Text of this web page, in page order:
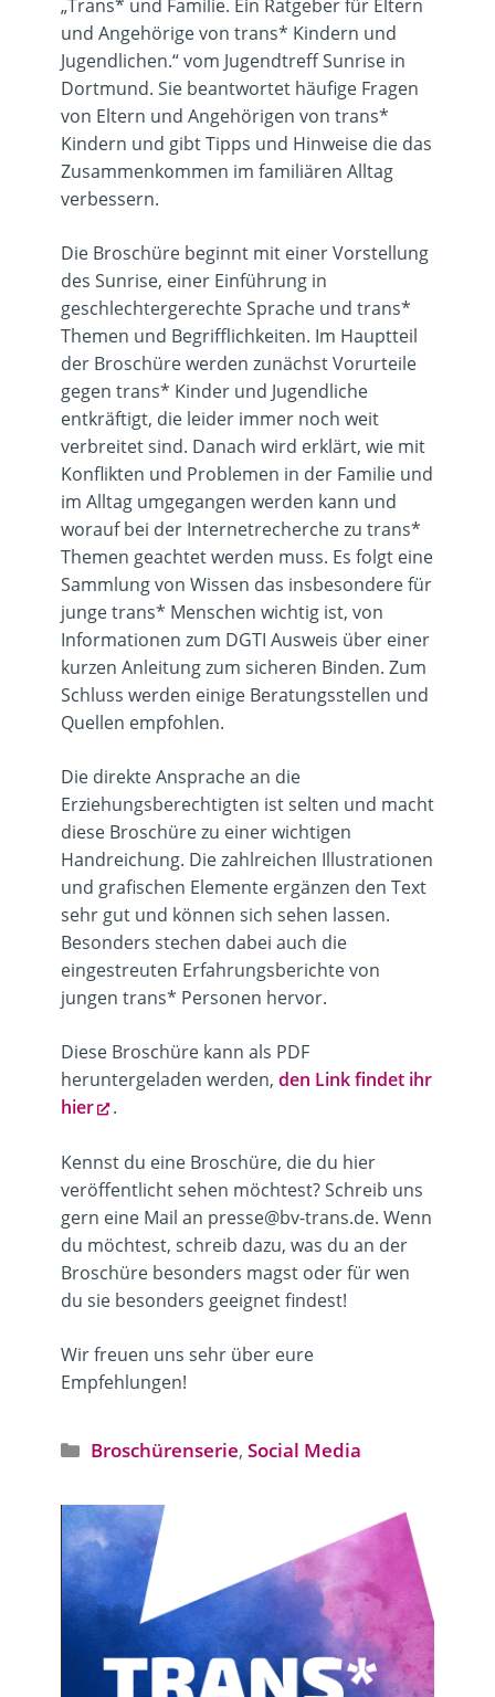
„Trans* und Familie. Ein Ratgeber für Eltern
und Angehörige von trans* Kindern und
Jugendlichen.“ vom Jugendtreff Sunrise in
Dortmund. Sie beantwortet häufige Fragen
von Eltern und Angehörigen von trans*
Kindern und gibt Tipps und Hinweise die das
Zusammenkommen im familiären Alltag
verbessern.
Die Broschüre beginnt mit einer Vorstellung
des Sunrise, einer Einführung in
geschlechtergerechte Sprache und trans*
Themen und Begrifflichkeiten. Im Hauptteil
der Broschüre werden zunächst Vorurteile
gegen trans* Kinder und Jugendliche
entkräftigt, die leider immer noch weit
verbreitet sind. Danach wird erklärt, wie mit
Konflikten und Problemen in der Familie und
im Alltag umgegangen werden kann und
worauf bei der Internetrecherche zu trans*
Themen geachtet werden muss. Es folgt eine
Sammlung von Wissen das insbesondere für
junge trans* Menschen wichtig ist, von
Informationen zum DGTI Ausweis über einer
kurzen Anleitung zum sicheren Binden. Zum
Schluss werden einige Beratungsstellen und
Quellen empfohlen.
Die direkte Ansprache an die
Erziehungsberechtigten ist selten und macht
diese Broschüre zu einer wichtigen
Handreichung. Die zahlreichen Illustrationen
und grafischen Elemente ergänzen den Text
sehr gut und können sich sehen lassen.
Besonders stechen dabei auch die
eingestreuten Erfahrungsberichte von
jungen trans* Personen hervor.
Diese Broschüre kann als PDF
heruntergeladen werden, den Link findet ihr
hier
.
Kennst du eine Broschüre, die du hier
veröffentlicht sehen möchtest? Schreib uns
gern eine Mail an presse@bv-trans.de. Wenn
du möchtest, schreib dazu, was du an der
Broschüre besonders magst oder für wen
du sie besonders geeignet findest!
Wir freuen uns sehr über eure
Empfehlungen!
Kategorien
Broschürenserie,Social Media